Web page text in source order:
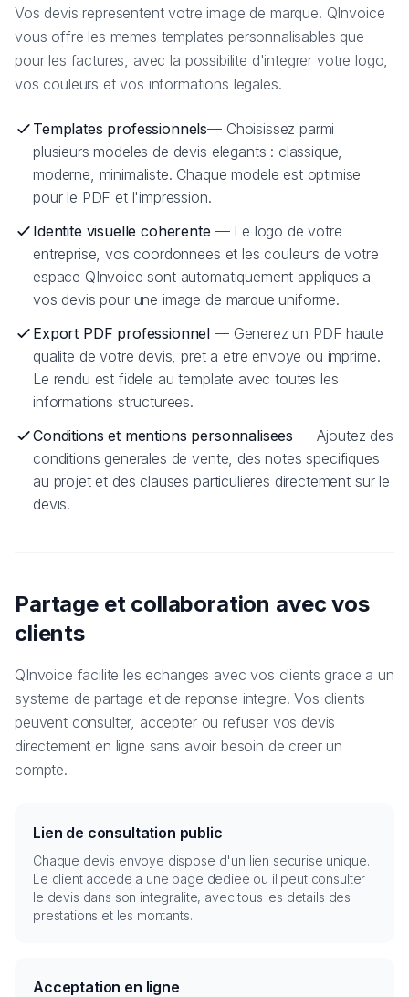
Vos devis representent votre image de marque. QInvoice
vous offre les memes templates personnalisables que
pour les factures, avec la possibilite d'integrer votre logo,
vos couleurs et vos informations legales.
Templates professionnels— Choisissez parmi
plusieurs modeles de devis elegants : classique,
moderne, minimaliste. Chaque modele est optimise
pour le PDF et l'impression.
Identite visuelle coherente — Le logo de votre
entreprise, vos coordonnees et les couleurs de votre
espace QInvoice sont automatiquement appliques a
vos devis pour une image de marque uniforme.
Export PDF professionnel — Generez un PDF haute
qualite de votre devis, pret a etre envoye ou imprime.
Le rendu est fidele au template avec toutes les
informations structurees.
Conditions et mentions personnalisees — Ajoutez des
conditions generales de vente, des notes specifiques
au projet et des clauses particulieres directement sur le
devis.
Partage et collaboration avec vos
clients
QInvoice facilite les echanges avec vos clients grace a un
systeme de partage et de reponse integre. Vos clients
peuvent consulter, accepter ou refuser vos devis
directement en ligne sans avoir besoin de creer un
compte.
Lien de consultation public
Chaque devis envoye dispose d'un lien securise unique.
Le client accede a une page dediee ou il peut consulter
le devis dans son integralite, avec tous les details des
prestations et les montants.
Acceptation en ligne